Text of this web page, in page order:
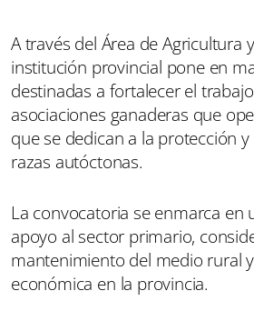
A través del Área de Agricultura
institución provincial pone en
destinadas a fortalecer el
asociaciones ganaderas que
que se dedican a la protección
razas autóctonas.
La convocatoria se enmarca en
apoyo al sector primario,
mantenimiento del medio rural
económica en la provincia.